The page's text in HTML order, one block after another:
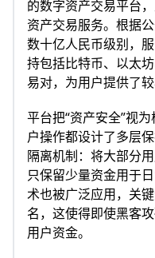
的数字资产交易平台
资产交易服务。根据
数十亿人民币级别，
持包括比特币、以太
易对，为用户提供了较
平台把“资产安全”视
户操作都设计了多层
隔离机制：将大部分
只保留少量资金用于
术也被广泛应用，关
名，这使得即使黑客
用户资金。